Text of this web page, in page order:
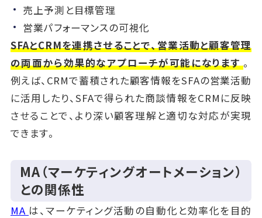
売上予測と目標管理
営業パフォーマンスの可視化
SFAとCRMを連携させることで、営業活動と顧客管理
の両面から効果的なアプローチが可能になります。
例えば、CRMで蓄積された顧客情報をSFAの営業活動
に活用したり、SFAで得られた商談情報をCRMに反映
させることで、より深い顧客理解と適切な対応が実現
できます。
MA（マーケティングオートメーション）
との関係性
MA は、マーケティング活動の自動化と効率化を目的